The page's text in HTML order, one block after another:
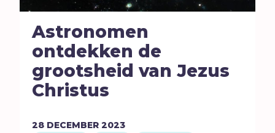
Astronomen
ontdekken de
grootsheid van Jezus
Christus
28 DECEMBER 2023